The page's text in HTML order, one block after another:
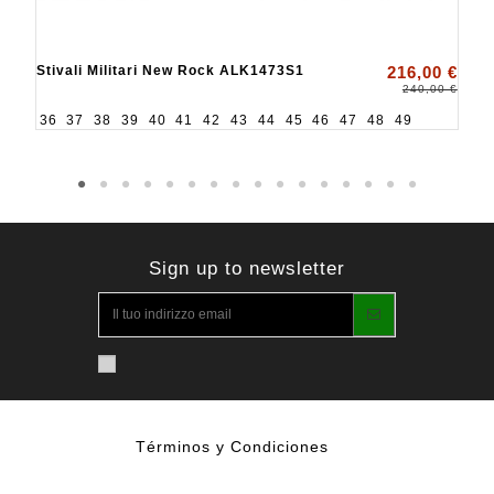
Stivali Militari New Rock ALK1473S1 216,00 €
240,00 €
36 37 38 39 40 41 42 43 44 45 46 47 48 49
Sign up to newsletter
Términos y Condiciones